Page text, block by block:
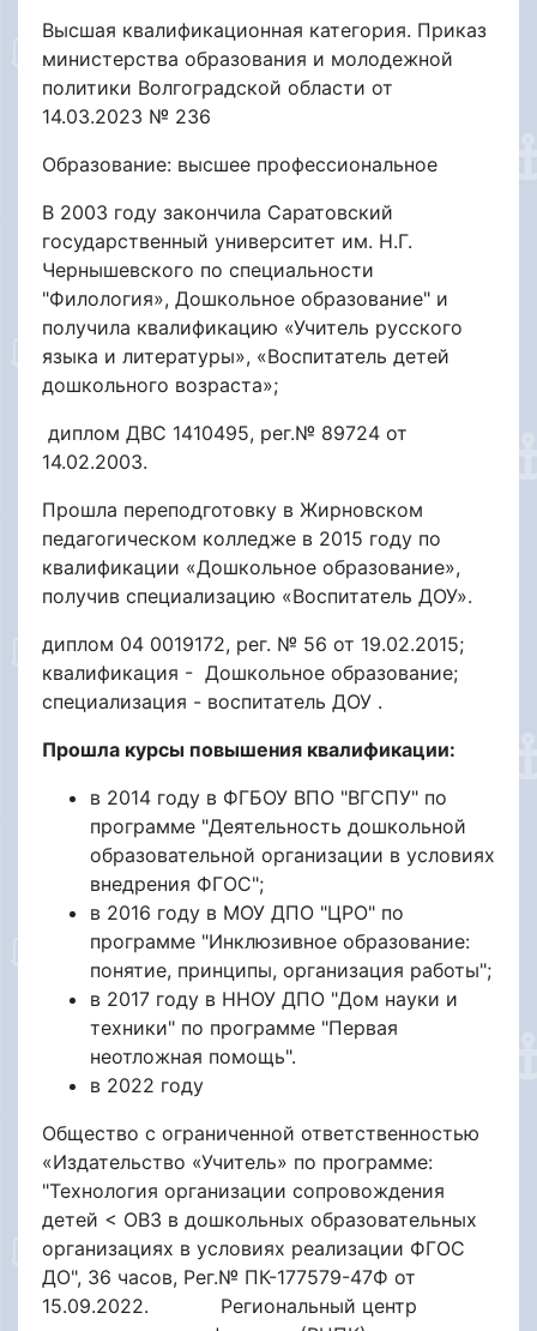
Высшая квалификационная категория. Приказ
министерства образования и молодежной
политики Волгоградской области от
14.03.2023 № 236
Образование: высшее профессиональное
В 2003 году закончила Саратовский
государственный университет им. Н.Г.
Чернышевского по специальности
"Филология», Дошкольное образование" и
получила квалификацию «Учитель русского
языка и литературы», «Воспитатель детей
дошкольного возраста»;
диплом ДВС 1410495, рег.№ 89724 от
14.02.2003.
Прошла переподготовку в Жирновском
педагогическом колледже в 2015 году по
квалификации «Дошкольное образование»,
получив специализацию «Воспитатель ДОУ».
диплом 04 0019172, рег. № 56 от 19.02.2015;
квалификация - Дошкольное образование;
специализация - воспитатель ДОУ .
Прошла курсы повышения квалификации:
в 2014 году в ФГБОУ ВПО "ВГСПУ" по
программе "Деятельность дошкольной
образовательной организации в условиях
внедрения ФГОС";
в 2016 году в МОУ ДПО "ЦРО" по
программе "Инклюзивное образование:
понятие, принципы, организация работы";
в 2017 году в ННОУ ДПО "Дом науки и
техники" по программе "Первая
неотложная помощь".
в 2022 году
Общество с ограниченной ответственностью
«Издательство «Учитель» по программе:
"Технология организации сопровождения
детей < ОВЗ в дошкольных образовательных
организациях в условиях реализации ФГОС
ДО", 36 часов, Рег.№ ПК-177579-47Ф от
15.09.2022. Региональный центр